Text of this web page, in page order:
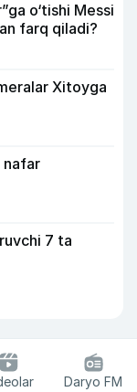
o‘tishi Messi
farq qiladi?
Xitoyga
nafar
7 ta
Daryo FM